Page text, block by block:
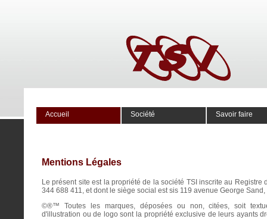
Accueil Société Savoir faire
Mentions Légales
Le présent site est la propriété de la société TSI inscrite au Registre
344 688 411, et dont le siège social est sis 119 avenue George
©®™ Toutes les marques, déposées ou non, citées, soit
d'illustration ou de logo sont la propriété exclusive de leurs ayants